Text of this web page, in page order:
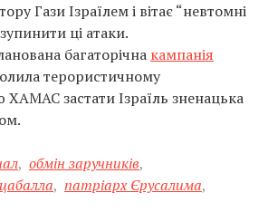
Гази Ізраїлем і вітає “невтомні
ці атаки.
багаторічна кампанія
терористичному
застати Ізраїль зненацька
, обмін заручників,
, патріарх Єрусалима,